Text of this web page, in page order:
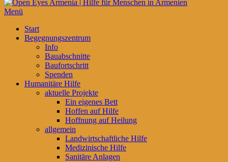
Menü
Primäres
Menü
Start
Begegnungszentrum
Info
Bauabschnitte
Baufortschritt
Spenden
Humanitäre Hilfe
aktuelle Projekte
Ein eigenes Bett
Hoffen auf Hilfe
Hoffnung auf Heilung
allgemein
Landwirtschaftliche Hilfe
Medizinische Hilfe
Sanitäre Anlagen